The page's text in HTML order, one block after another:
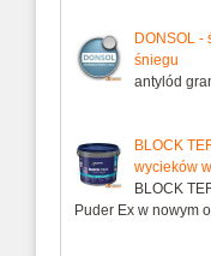
DONSOL
śniegu
antylód
BLOCK
wycieków
BLOCK
Puder Ex w nowym